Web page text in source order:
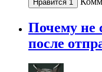
Нравится 1
Почему не
после